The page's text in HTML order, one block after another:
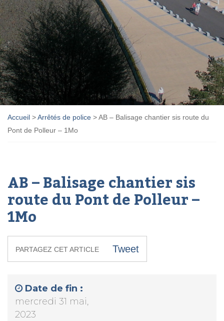
Accueil >Arrêtés de police >AB – Balisage chantier sis route du
Pont de Polleur – 1Mo
AB – Balisage chantier sis
route du Pont de Polleur –
1Mo
PARTAGEZ CET ARTICLE Tweet
Date de fin :
mercredi 31 mai,
2023